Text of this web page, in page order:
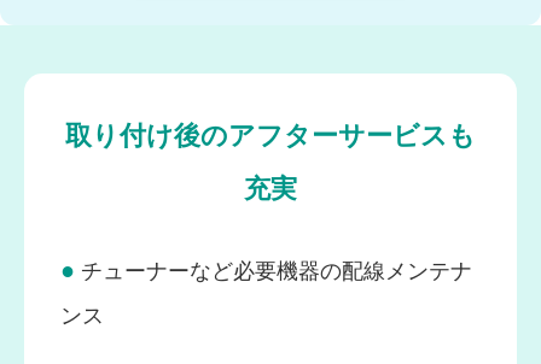
取り付け後のアフターサービスも
充実
● チューナーなど必要機器の配線メンテナ
ンス